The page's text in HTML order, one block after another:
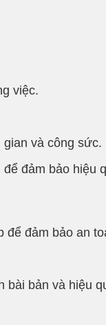
việc.
và công sức.
đảm bảo hiệu
để đảm bảo an
bài bản và hiệu